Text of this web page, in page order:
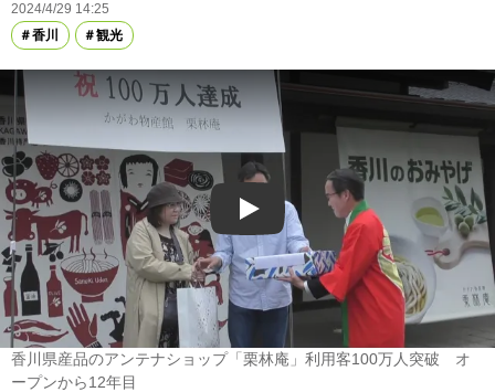
2024/4/29 14:25
香川
観光
Play
香川県産品のアンテナショップ「栗林庵」利用客100万人突破 オ
ープンから12年目